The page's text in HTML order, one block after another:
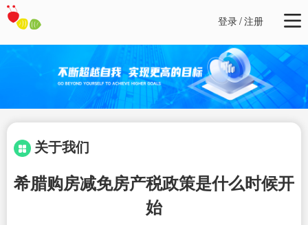
登录/注册
关于我们
希腊购房减免房产税政策是什么时候开
始